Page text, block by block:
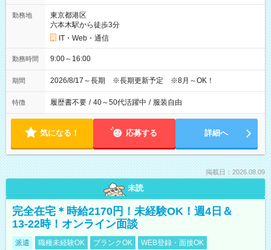
勤務地
東京都港区
六本木駅から徒歩3分
IT・Web・通信
勤務時間 9:00～16:00
期間 2026/8/17～長期 ※長期更新予定 ※8月～OK！
特徴 履歴書不要 / 40～50代活躍中 / 服装自由
気になる！ 応募する 詳細へ
掲載日：2026.08.09
未読
完全在宅＊時給2170円！未経験OK！週4日＆
13-22時！オンライン面談
派遣 職種未経験OK ブランクOK WEB登録・面接OK